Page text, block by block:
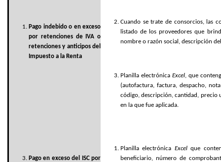
Pago indebido o en exceso
por retenciones de IVA o
retenciones y anticipos del
Impuesto a la Renta
Cuando se trate de consorcios, las
listado de los proveedores que
nombre o razón social, descripción
Planilla electrónicaExcel, que
(autofactura, factura, despacho,
código, descripción, cantidad, precio
en la que fue aplicada.
Pago en exceso del ISC por
Planilla electrónica Excelque
beneficiario, número de